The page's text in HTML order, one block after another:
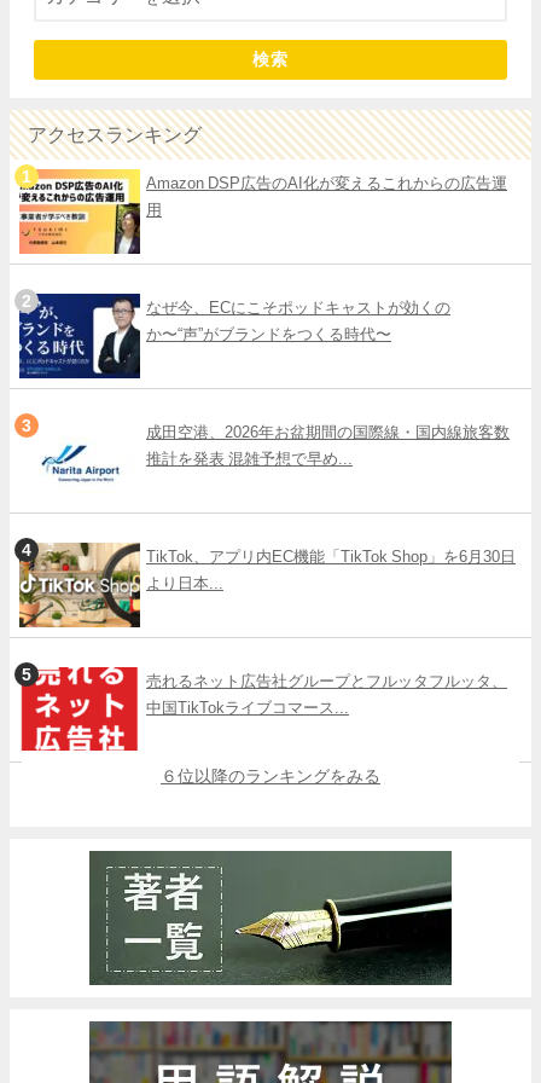
検索
アクセスランキング
Amazon DSP広告のAI化が変えるこれからの広告運
用
なぜ今、ECにこそポッドキャストが効くの
か〜“声”がブランドをつくる時代〜
成田空港、2026年お盆期間の国際線・国内線旅客数
推計を発表 混雑予想で早め...
TikTok、アプリ内EC機能「TikTok Shop」を6月30日
より日本...
売れるネット広告社グループとフルッタフルッタ、
中国TikTokライブコマース...
６位以降のランキングをみる